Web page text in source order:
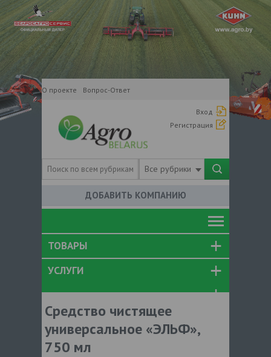
О проекте Вопрос-Ответ
Вход
Регистрация
Все рубрики
ДОБАВИТЬ КОМПАНИЮ
ТОВАРЫ
УСЛУГИ
Средство чистящее
универсальное «ЭЛЬФ»,
750 мл